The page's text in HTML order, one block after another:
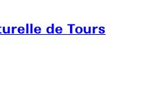
de Tours